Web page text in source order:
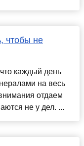
чтобы не
каждый день
на весь
отдаем
не у дел. ...